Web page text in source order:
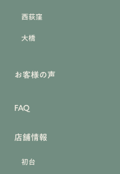
西荻窪
大橋
お客様の声
FAQ
店舗情報
初台